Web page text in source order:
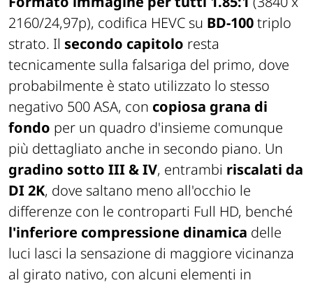
2160/24,97p), codifica HEVC su BD-100triplo
strato. Il secondo capitolo resta
tecnicamente sulla falsariga del primo, dove
probabilmente è stato utilizzato lo stesso
negativo 500 ASA, con copiosa grana di
fondo per un quadro d'insieme comunque
più dettagliato anche in secondo piano. Un
gradino sotto III&IV, entrambi riscalati da
DI 2K, dove saltano meno all'occhio le
differenze con le controparti Full HD, benché
l'inferiore compressione dinamica delle
luci lasci la sensazione di maggiore vicinanza
al girato nativo, con alcuni elementi in